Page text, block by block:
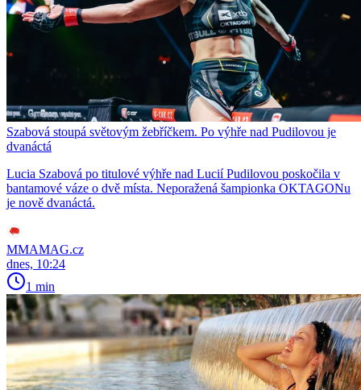
Szabová stoupá světovým žebříčkem. Po výhře nad Pudilovou je
dvanáctá
Lucia Szabová po titulové výhře nad Lucií Pudilovou poskočila v
bantamové váze o dvě místa. Neporažená šampionka OKTAGONu
je nově dvanáctá.
MMAMAG.cz
dnes, 10:24
1 min